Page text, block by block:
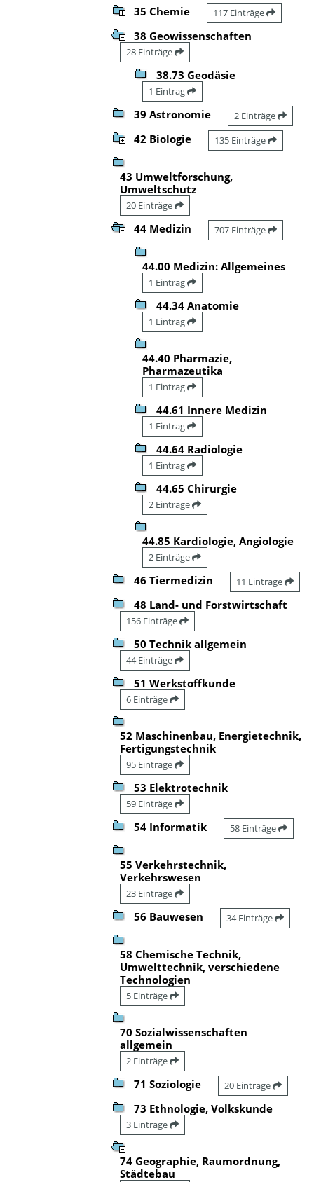
35 Chemie 117 Einträge
38 Geowissenschaften
28 Einträge
38.73 Geodäsie
1 Eintrag
39 Astronomie 2 Einträge
42 Biologie 135 Einträge
43 Umweltforschung,
Umweltschutz
20 Einträge
44 Medizin 707 Einträge
44.00 Medizin: Allgemeines
1 Eintrag
44.34 Anatomie
1 Eintrag
44.40 Pharmazie,
Pharmazeutika
1 Eintrag
44.61 Innere Medizin
1 Eintrag
44.64 Radiologie
1 Eintrag
44.65 Chirurgie
2 Einträge
44.85 Kardiologie, Angiologie
2 Einträge
46 Tiermedizin 11 Einträge
48 Land- und Forstwirtschaft
156 Einträge
50 Technik allgemein
44 Einträge
51 Werkstoffkunde
6 Einträge
52 Maschinenbau, Energietechnik,
Fertigungstechnik
95 Einträge
53 Elektrotechnik
59 Einträge
54 Informatik 58 Einträge
55 Verkehrstechnik,
Verkehrswesen
23 Einträge
56 Bauwesen 34 Einträge
58 Chemische Technik,
Umwelttechnik, verschiedene
Technologien
5 Einträge
70 Sozialwissenschaften
allgemein
2 Einträge
71 Soziologie 20 Einträge
73 Ethnologie, Volkskunde
3 Einträge
74 Geographie, Raumordnung,
Städtebau